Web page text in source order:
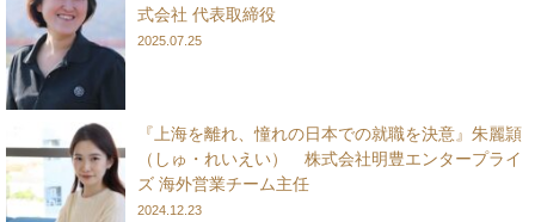
式会社 代表取締役
2025.07.25
『上海を離れ、憧れの日本での就職を決意』朱麗頴
（しゅ・れいえい） 株式会社明豊エンタープライ
ズ 海外営業チーム主任
2024.12.23